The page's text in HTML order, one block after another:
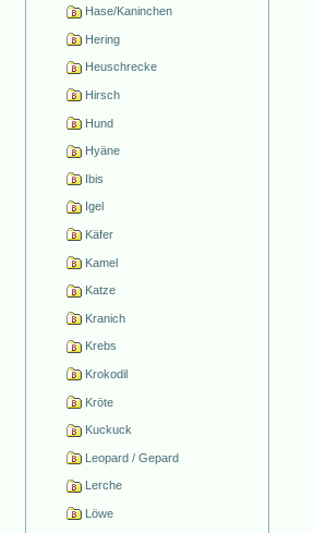
Hase/Kaninchen
Hering
Heuschrecke
Hirsch
Hund
Hyäne
Ibis
Igel
Käfer
Kamel
Katze
Kranich
Krebs
Krokodil
Kröte
Kuckuck
Leopard / Gepard
Lerche
Löwe